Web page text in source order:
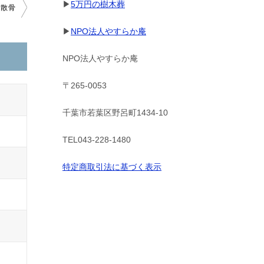
骨 ▶5万円の樹木葬
▶ NPO法人やすらか庵
NPO法人やすらか庵
〒265-0053
千葉市若葉区野呂町1434-10
TEL043-228-1480
特定商取引法に基づく表示